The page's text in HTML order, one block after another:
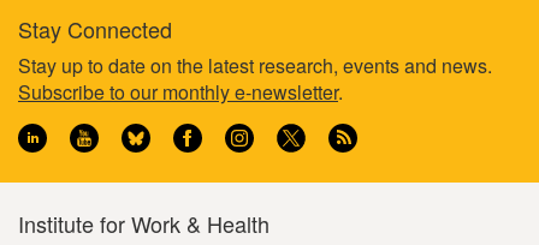
Footer
information
Stay Connected
Stay up to date on the latest research, events and news.
Subscribe to our monthly e-newsletter.
Institute for Work & Health